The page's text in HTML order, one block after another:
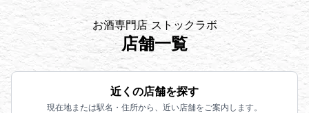
お酒専門店 ストックラボ
店舗一覧
近くの店舗を探す
現在地または駅名・住所から、近い店舗をご案内します。